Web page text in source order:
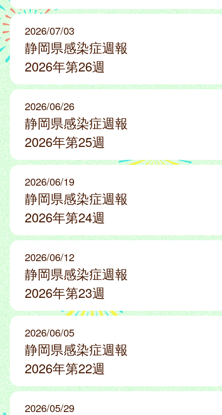
2026/07/03
静岡県感染症週報
2026年第26週
2026/06/26
静岡県感染症週報
2026年第25週
2026/06/19
静岡県感染症週報
2026年第24週
2026/06/12
静岡県感染症週報
2026年第23週
2026/06/05
静岡県感染症週報
2026年第22週
2026/05/29